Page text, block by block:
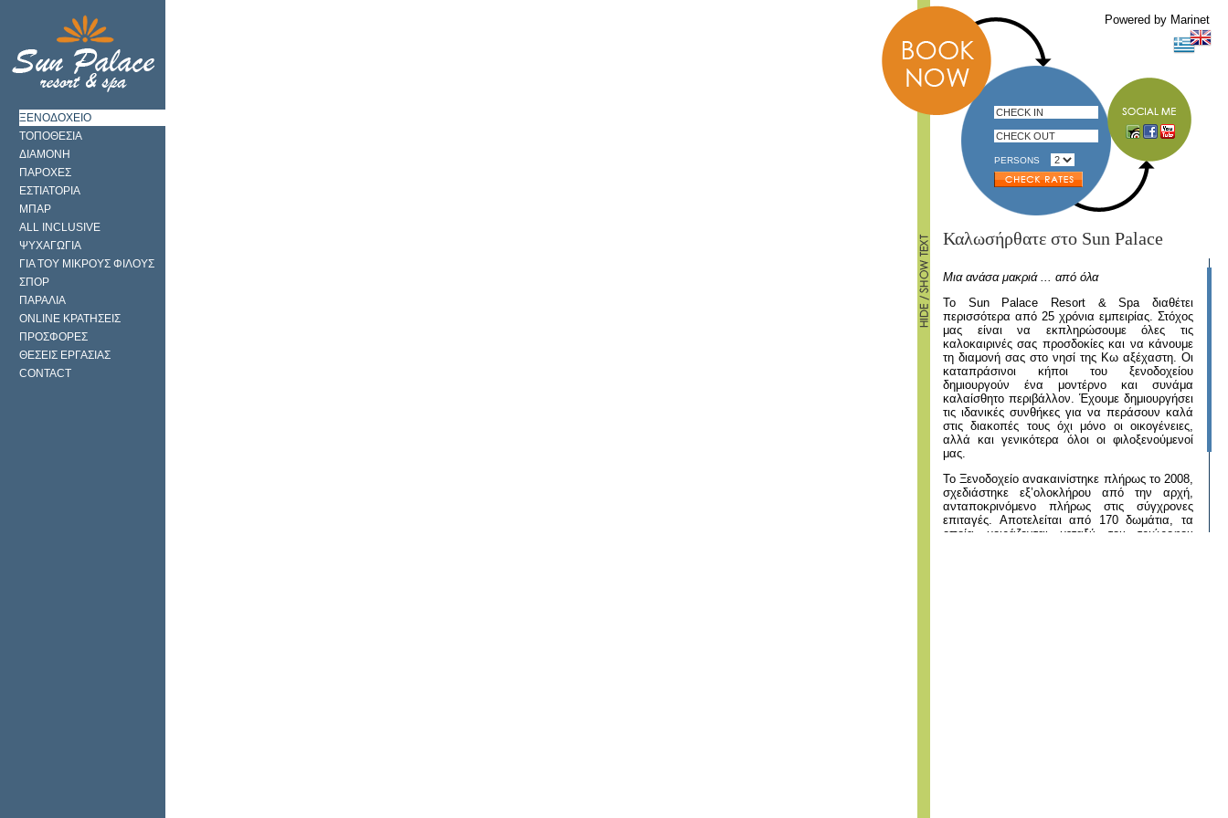
ΞΕΝΟΔΟΧΕΙΟ
ΤΟΠΟΘΕΣΙΑ
ΔΙΑΜΟΝΗ
ΠΑΡΟΧΕΣ
ΕΣΤΙΑΤΟΡΙΑ
ΜΠΑΡ
ALL INCLUSIVE
ΨΥΧΑΓΩΓΙΑ
ΓΙΑ ΤΟΥ ΜΙΚΡΟΥΣ ΦΙΛΟΥΣ
ΣΠΟΡ
ΠΑΡΑΛΙΑ
ONLINE ΚΡΑΤΗΣΕΙΣ
ΠΡΟΣΦΟΡΕΣ
ΘΕΣΕΙΣ ΕΡΓΑΣΙΑΣ
CONTACT
PERSONS
Powered by Marinet
Καλωσήρθατε στο Sun Palace
Μια ανάσα μακριά ... από όλα
Το Sun Palace Resort & Spa διαθέτει
περισσότερα από 25 χρόνια εμπειρίας. Στόχος
μας είναι να εκπληρώσουμε όλες τις
καλοκαιρινές σας προσδοκίες και να κάνουμε
τη διαμονή σας στο νησί της Κω αξέχαστη. Οι
καταπράσινοι κήποι του ξενοδοχείου
δημιουργούν ένα μοντέρνο και συνάμα
καλαίσθητο περιβάλλον. Έχουμε δημιουργήσει
τις ιδανικές συνθήκες για να περάσουν καλά
στις διακοπές τους όχι μόνο οι οικογένειες,
αλλά και γενικότερα όλοι οι φιλοξενούμενοί
μας.
Το Ξενοδοχείο ανακαινίστηκε πλήρως το 2008,
σχεδιάστηκε εξ’ολοκλήρου από την αρχή,
ανταποκρινόμενο πλήρως στις σύγχρονες
επιταγές. Αποτελείται από 170 δωμάτια, τα
οποία μοιράζονται μεταξύ του τριώροφου